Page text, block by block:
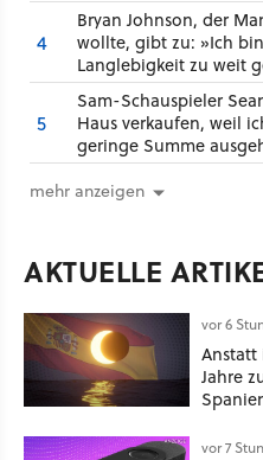
4
Bryan Johnson, der
wollte, gibt zu: »Ich
Langlebigkeit zu weit
5
Sam-Schauspieler
Haus verkaufen, weil
geringe Summe
mehr anzeigen
AKTUELLE
vor 6
Anstatt
Jahre
vor 7